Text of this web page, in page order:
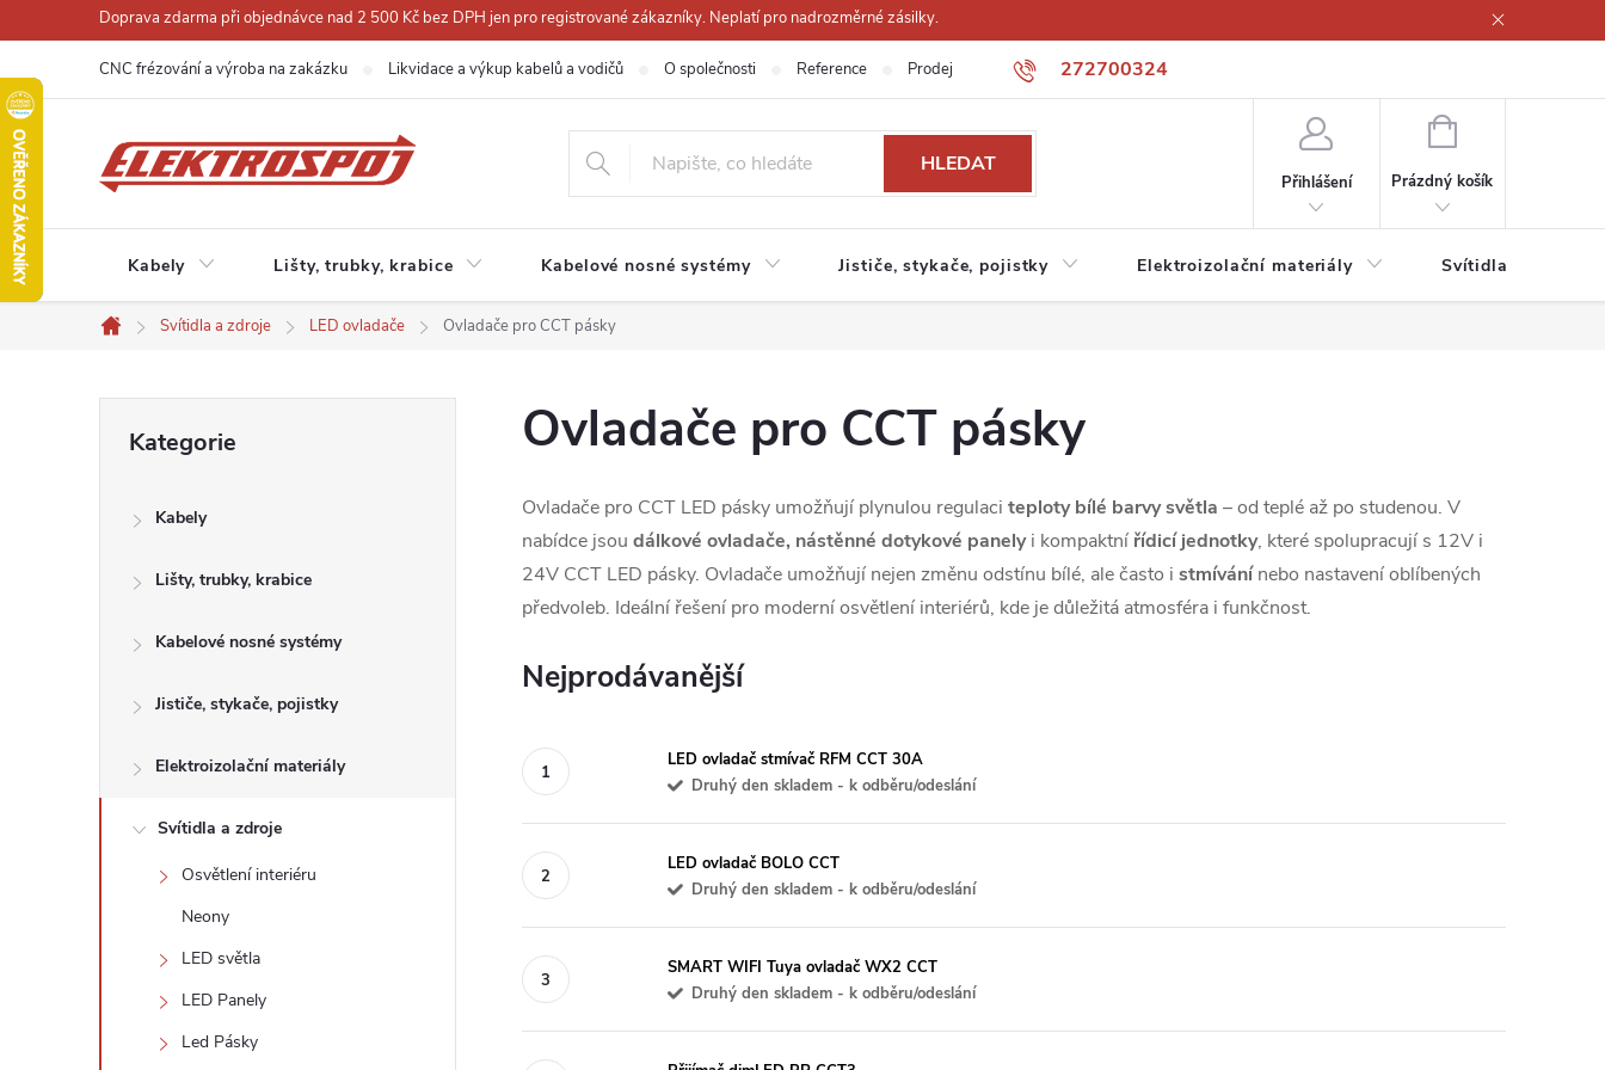
na
obsah
Doprava zdarma při objednávce nad 2 500 Kč bez DPH jen pro registrované zákazníky. Neplatí pro nadrozměrné zásilky.
272700324
CNC frézování a výroba na zakázku Likvidace a výkup kabelů a vodičů O společnosti Reference Prodejna Obchodní podmínky
HLEDAT
Přihlášení
NÁKUPNÍ
Prázdný košík
Kabely Lišty, trubky, krabice Kabelové nosné systémy Jističe, stykače, pojistky Elektroizolační materiály Svítidla a zdroje
Domů
Svítidla a zdroje LED ovladače Ovladače pro CCT pásky
n
kategorie
Kategorie
Kabely
Lišty, trubky, krabice
Kabelové nosné systémy
Jističe, stykače, pojistky
Elektroizolační materiály
Svítidla a zdroje
Osvětlení interiéru
Neony
LED světla
LED Panely
Led Pásky
Ovladače pro CCT pásky
Ovladače pro CCT LED pásky umožňují plynulou regulaci teploty bílé barvy světla – od teplé až po studenou. V
nabídce jsou dálkové ovladače, nástěnné dotykové panelyi kompaktní řídicí jednotky, které spolupracují s 12V i
24V CCT LED pásky. Ovladače umožňují nejen změnu odstínu bílé, ale často i stmívánínebo nastavení oblíbených
předvoleb. Ideální řešení pro moderní osvětlení interiérů, kde je důležitá atmosféra i funkčnost.
Nejprodávanější
LED ovladač stmívač RFM CCT 30A
Druhý den skladem - k odběru/odeslání
LED ovladač BOLO CCT
Druhý den skladem - k odběru/odeslání
SMART WIFI Tuya ovladač WX2 CCT
Druhý den skladem - k odběru/odeslání